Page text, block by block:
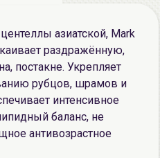
азиатской, Mark
раздражённую,
постакне. Укрепляет
рубцов, шрамов и
интенсивное
баланс, не
антивозрастное